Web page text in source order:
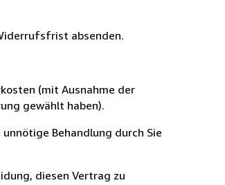
absenden.
(mit Ausnahme der
gewählt haben).
Behandlung durch Sie
diesen Vertrag zu